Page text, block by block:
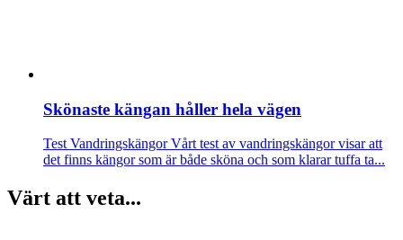
Skönaste kängan håller hela vägen
Test VandringskängorVårt test av vandringskängor visar att
det finns kängor som är både sköna och som klarar tuffa ta...
Värt att veta...